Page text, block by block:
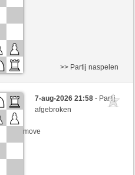
move
>> Partij naspelen
7-aug-2026 21:58- Partij
afgebroken